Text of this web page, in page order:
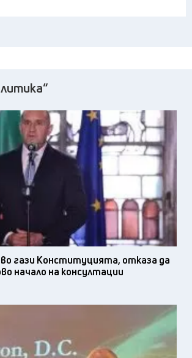
гази Конституцията, отказа да
начало на консултации